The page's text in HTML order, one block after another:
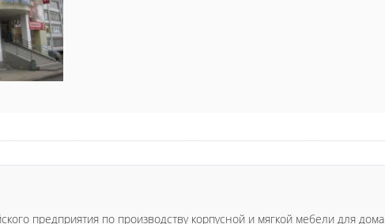
предприятия по производству корпусной и мягкой мебели для дома